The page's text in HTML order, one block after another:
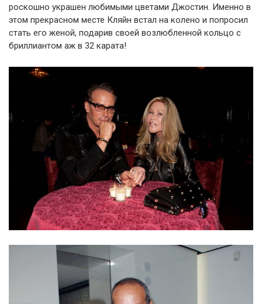
роскошно украшен любимыми цветами Джостин. Именно в
этом прекрасном месте Кляйн встал на колено и попросил
стать его женой, подарив своей возлюбленной кольцо с
бриллиантом аж в 32 карата!